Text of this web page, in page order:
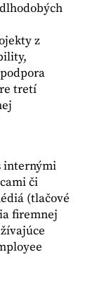
z
tretí
internými
či
(tlačové
firemnej